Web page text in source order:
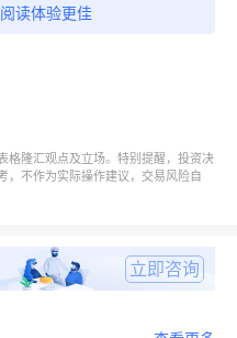
件。
读体验更佳
格隆汇观点及立场。特别提醒，投资决
，不作为实际操作建议，交易风险自
立即咨询